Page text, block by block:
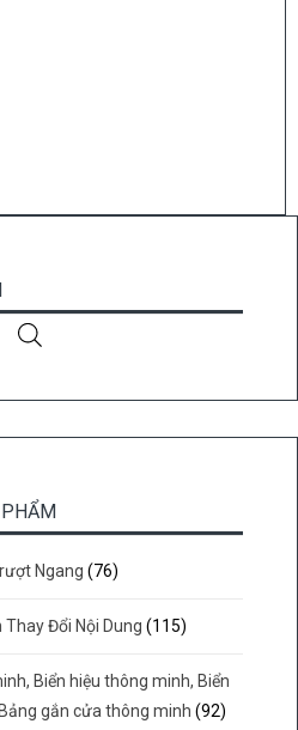
Ngang (76)
Thay Đổi Nội Dung (115)
Biển hiệu thông minh, Biển
gắn cửa thông minh (92)